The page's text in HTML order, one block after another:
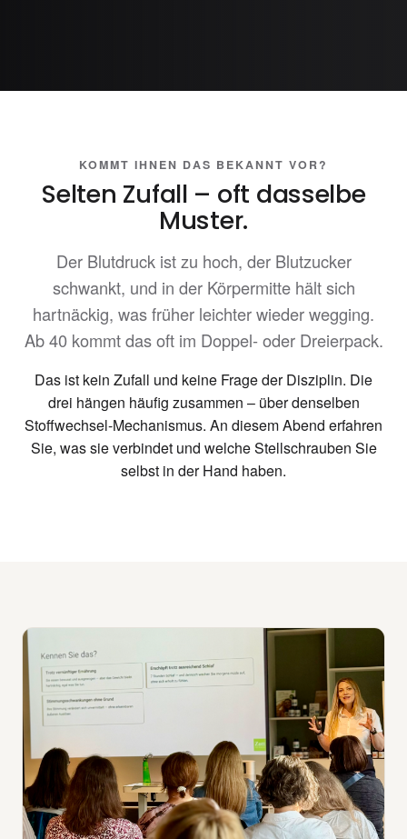
KOMMT IHNEN DAS BEKANNT VOR?
Selten Zufall – oft dasselbe
Muster.
Der Blutdruck ist zu hoch, der Blutzucker
schwankt, und in der Körpermitte hält sich
hartnäckig, was früher leichter wieder wegging.
Ab 40 kommt das oft im Doppel- oder Dreierpack.
Das ist kein Zufall und keine Frage der Disziplin. Die
drei hängen häufig zusammen – über denselben
Stoffwechsel-Mechanismus. An diesem Abend erfahren
Sie, was sie verbindet und welche Stellschrauben Sie
selbst in der Hand haben.